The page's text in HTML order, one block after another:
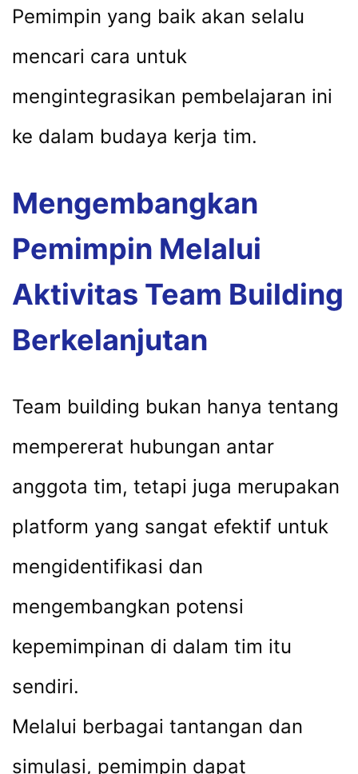
Pemimpin yang baik akan selalu
mencari cara untuk
mengintegrasikan pembelajaran ini
ke dalam budaya kerja tim.
Mengembangkan
Pemimpin Melalui
Aktivitas Team Building
Berkelanjutan
Team building bukan hanya tentang
mempererat hubungan antar
anggota tim, tetapi juga merupakan
platform yang sangat efektif untuk
mengidentifikasi dan
mengembangkan potensi
kepemimpinan di dalam tim itu
sendiri.
Melalui berbagai tantangan dan
simulasi, pemimpin dapat